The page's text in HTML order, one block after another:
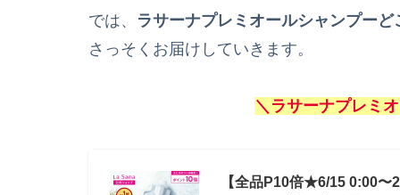
では、 ラサーナプレミオールシャンプーど
さっそくお届けしていきます。
＼ ラサーナプレミ
【全品P10倍★6/15 0:00〜